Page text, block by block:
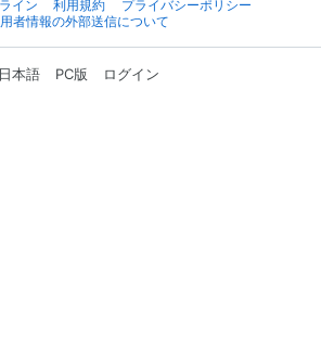
イン 利用規約
プライバシーポリシー
者情報の外部送信について
日本語 PC版 ログイン